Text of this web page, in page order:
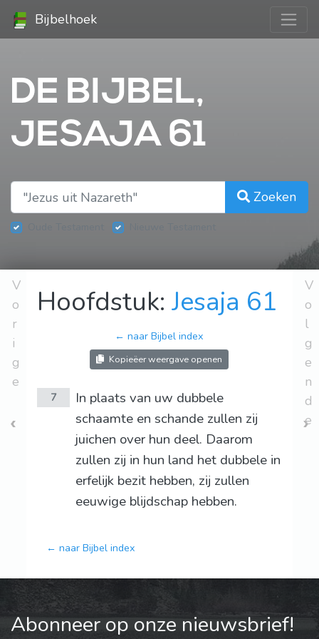
Bijbelhoek
DE BIJBEL,
JESAJA 61
Zoeken
V
o
r
i
g
e
Hoofdstuk:Jesaja 61
← naar Bijbel index
Kopieëer weergave openen
7
In plaats van uw dubbele
schaamte en schande zullen zij
juichen over hun deel. Daarom
zullen zij in hun land het dubbele in
erfelijk bezit hebben, zij zullen
eeuwige blijdschap hebben.
← naar Bijbel index
V
o
l
g
e
n
d
e
Abonneer op onze nieuwsbrief!